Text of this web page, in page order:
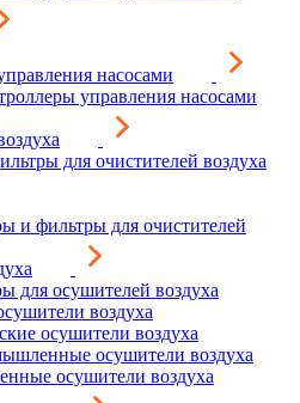
насосами
управления насосами
для очистителей воздуха
и фильтры для очистителей
для осушителей воздуха
воздуха
осушители воздуха
осушители воздуха
осушители воздуха